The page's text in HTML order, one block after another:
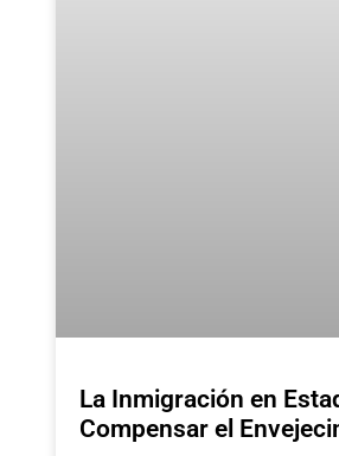
La Inmigración en
Compensar el